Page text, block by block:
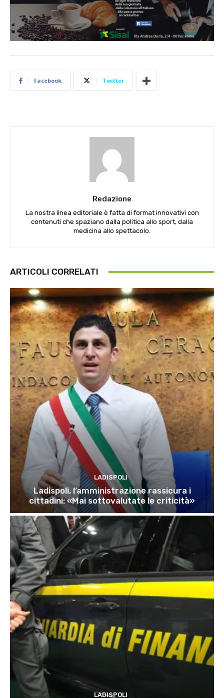
Facebook Twitter
Redazione
La nostra linea editoriale è fatta di format innovativi con
contenuti che spaziano dalla politica allo sport, dalla
medicina allo spettacolo.
ARTICOLI CORRELATI
LADISPOLI
Ladispoli, l’amministrazione rassicura i
cittadini: «Mai sottovalutate le criticità»
LADISPOLI